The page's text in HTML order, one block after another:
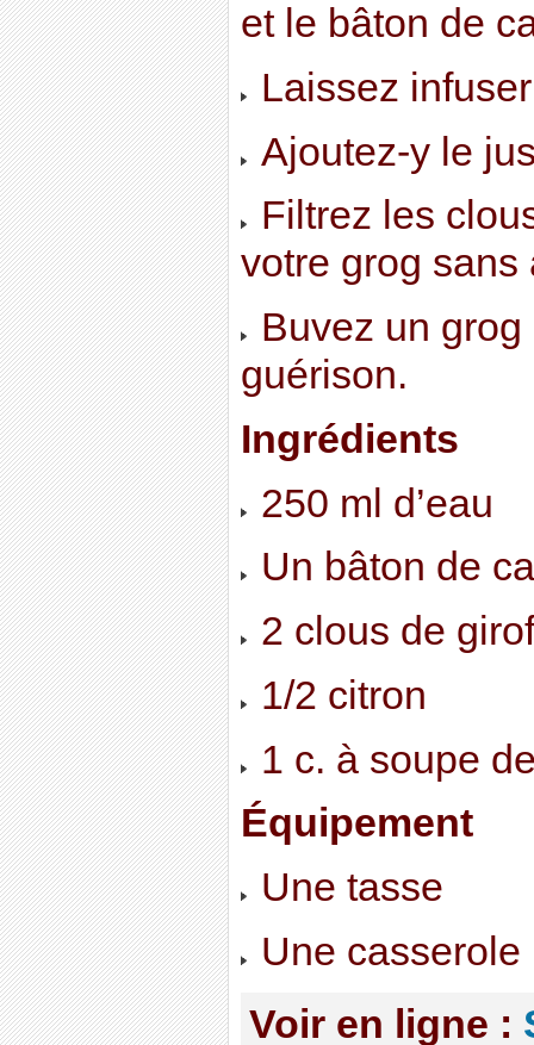
et le bâton de
Laissez
Ajoutez-y le
Filtrez les
votre grog sans
Buvez un grog
guérison.
Ingrédients
250 ml d’eau
Un bâton de
2 clous de
1/2 citron
1 c. à soupe
Équipement
Une tasse
Une casserole
Voir en ligne :